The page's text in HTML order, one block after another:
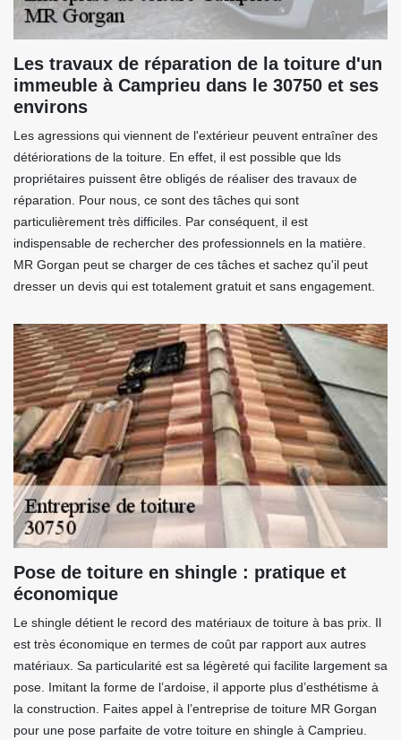
Les travaux de réparation de la toiture d'un
immeuble à Camprieu dans le 30750 et ses
environs
Les agressions qui viennent de l'extérieur peuvent entraîner des
détériorations de la toiture. En effet, il est possible que lds
propriétaires puissent être obligés de réaliser des travaux de
réparation. Pour nous, ce sont des tâches qui sont
particulièrement très difficiles. Par conséquent, il est
indispensable de rechercher des professionnels en la matière.
MR Gorgan peut se charger de ces tâches et sachez qu'il peut
dresser un devis qui est totalement gratuit et sans engagement.
Pose de toiture en shingle : pratique et
économique
Le shingle détient le record des matériaux de toiture à bas prix. Il
est très économique en termes de coût par rapport aux autres
matériaux. Sa particularité est sa légèreté qui facilite largement sa
pose. Imitant la forme de l’ardoise, il apporte plus d’esthétisme à
la construction. Faites appel à l’entreprise de toiture MR Gorgan
pour une pose parfaite de votre toiture en shingle à Camprieu.